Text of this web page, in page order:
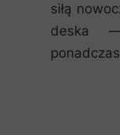
siłą
deska